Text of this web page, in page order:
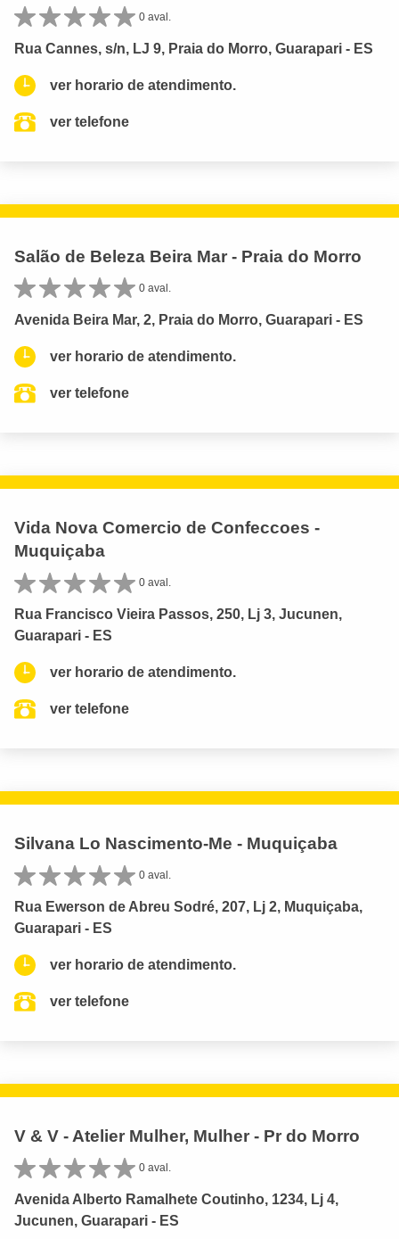
0 aval.
Rua Cannes, s/n, LJ 9, Praia do Morro, Guarapari - ES
ver horario de atendimento.
ver telefone
Salão de Beleza Beira Mar - Praia do Morro
0 aval.
Avenida Beira Mar, 2, Praia do Morro, Guarapari - ES
ver horario de atendimento.
ver telefone
Vida Nova Comercio de Confeccoes -
Muquiçaba
0 aval.
Rua Francisco Vieira Passos, 250, Lj 3, Jucunen,
Guarapari - ES
ver horario de atendimento.
ver telefone
Silvana Lo Nascimento-Me - Muquiçaba
0 aval.
Rua Ewerson de Abreu Sodré, 207, Lj 2, Muquiçaba,
Guarapari - ES
ver horario de atendimento.
ver telefone
V & V - Atelier Mulher, Mulher - Pr do Morro
0 aval.
Avenida Alberto Ramalhete Coutinho, 1234, Lj 4,
Jucunen, Guarapari - ES